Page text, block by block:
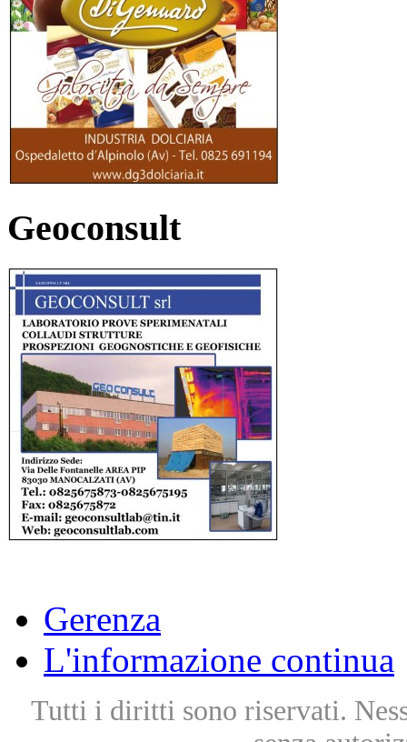
Geoconsult
Gerenza
L'informazione continua
Tutti i diritti sono riservati.